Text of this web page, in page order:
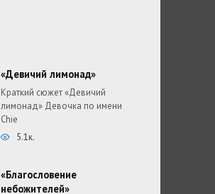
«Девичий лимонад»
Краткий сюжет «Девичий
лимонад» Девочка по имени
Chie
5.1к.
«Благословение
небожителей»